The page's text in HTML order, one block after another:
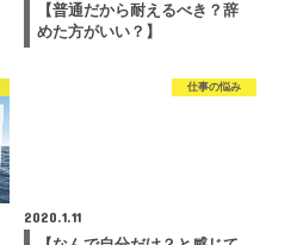
【普通だから耐えるべき？辞
めた方がいい？】
仕事の悩み
2020.1.11